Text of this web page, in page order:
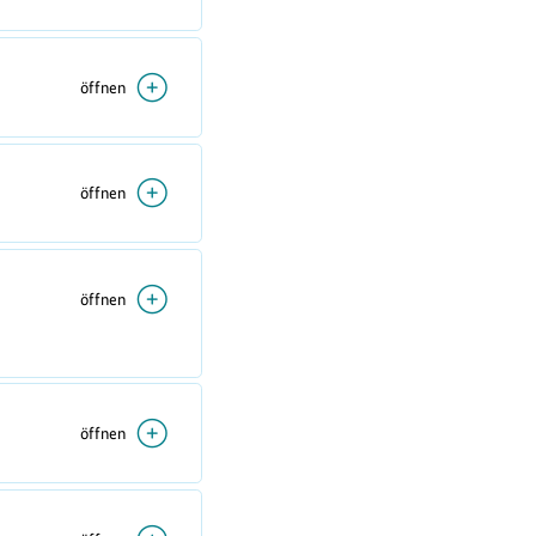
öffnen
öffnen
öffnen
öffnen